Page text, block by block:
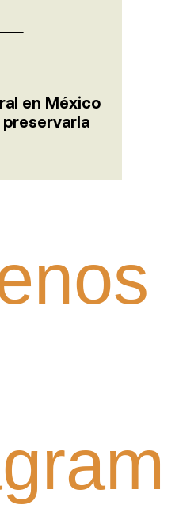
en México